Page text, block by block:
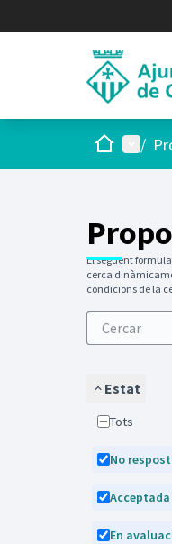
Inici Menú
/
El següent
cerca
condicions de la
Estat
Tots
No
Acceptada
En